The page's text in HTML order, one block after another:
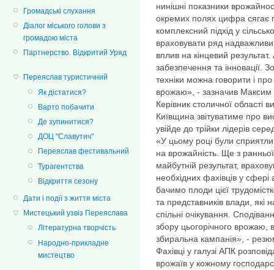
Громадські слухання
Діалог міського голови з
громадою міста
Партнерство. Відкритий Уряд
Переяслав туристичний
Як дістатися?
Варто побачити
Де зупинитися?
ДОЦ "Славутич"
Переяслав фестивальний
Турагентства
Відкриття сезону
Дати і події з життя міста
Мистецький узвіз Переяслава
Літературна творчість
Народно-прикладне
мистецтво
нинішні показники
окремих полях цифра сягає
комплексний підхід у
враховувати ряд
вплив на кінцевий
забезпечення та інновації.
техніки можна говорити і
врожаю», - зазначив Максим
Керівник столичної області
Київщина звітуватиме про
увійде до трійки лідерів
«У цьому році були
на врожайність. Ще з
майбутній результат,
необхідних фахівців у
бачимо плоди цієї
та представників влади, які
спільні очікування.
збору цьогорічного врожаю,
збиральна кампанія», -
Фахівці у галузі АПК
врожаїв у кожному